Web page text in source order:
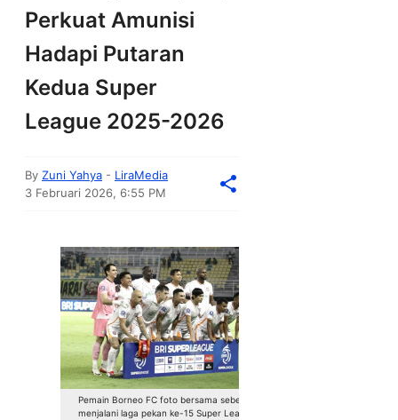
Perkuat Amunisi
Hadapi Putaran
Kedua Super
League 2025-2026
By Zuni Yahya - LiraMedia
3 Februari 2026, 6:55 PM
Pemain Borneo FC foto bersama sebelum
menjalani laga pekan ke-15 Super League